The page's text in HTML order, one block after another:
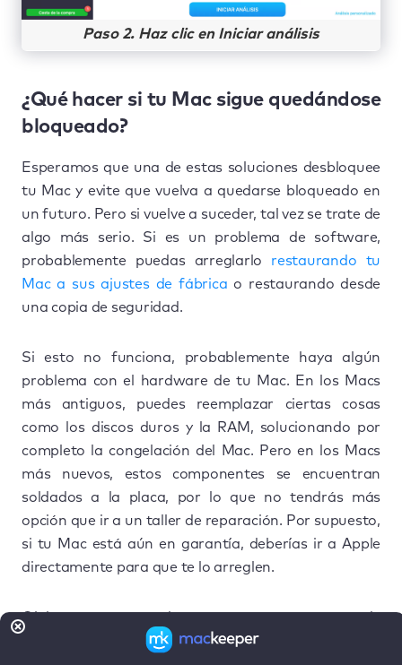
Paso 2. Haz clic en Iniciar análisis
¿Qué hacer si tu Mac sigue quedándose
bloqueado?
Esperamos que una de estas soluciones desbloquee
tu Mac y evite que vuelva a quedarse bloqueado en
un futuro. Pero si vuelve a suceder, tal vez se trate de
algo más serio. Si es un problema de software,
probablemente puedas arreglarlo restaurando tu
Mac a sus ajustes de fábrica o restaurando desde
una copia de seguridad.
Si esto no funciona, probablemente haya algún
problema con el hardware de tu Mac. En los Macs
más antiguos, puedes reemplazar ciertas cosas
como los discos duros y la RAM, solucionando por
completo la congelación del Mac. Pero en los Macs
más nuevos, estos componentes se encuentran
soldados a la placa, por lo que no tendrás más
opción que ir a un taller de reparación. Por supuesto,
si tu Mac está aún en garantía, deberías ir a Apple
directamente para que te lo arreglen.
Ojalá que no sea nada grave y que, con un poco de
suerte, una de las soluciones de esta guía te lo